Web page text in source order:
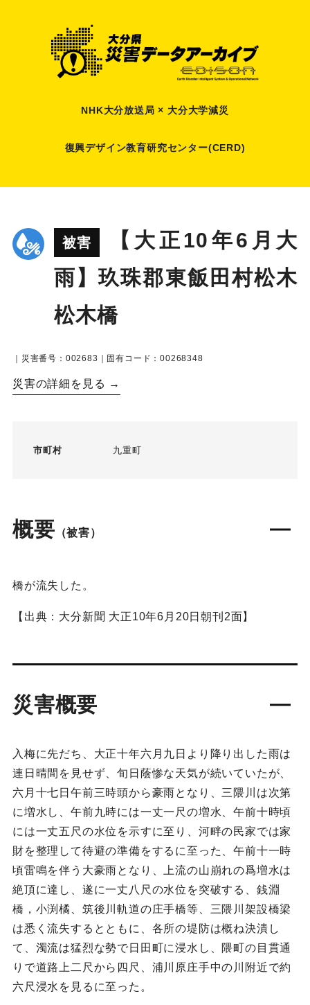
NHK大分放送局 × 大分大学減災
復興デザイン教育研究センター(CERD)
被害
【大正10年6月大
雨】玖珠郡東飯田村松木
松木橋
｜災害番号：002683｜固有コード：00268348
災害の詳細を見る →
市町村 九重町
概要 （被害）
橋が流失した。
【出典：大分新聞 大正10年6月20日朝刊2面】
災害概要
入梅に先だち、大正十年六月九日より降り出した雨は
連日晴間を見せず、旬日蔭惨な天気が続いていたが、
六月十七日午前三時頭から豪雨となり、三隈川は次第
に増水し、午前九時には一丈一尺の増水、午前十時頃
には一丈五尺の水位を示すに至り、河畔の民家では家
財を整理して待避の準備をするに至った、午前十一時
頃雷鳴を伴う大豪雨となり、上流の山崩れの爲増水は
絶頂に達し、遂に一丈八尺の水位を突破する、銭淵
橋，小渕橘、筑後川軌道の庄手橋等、三隈川架設橋梁
は悉く流失するとともに、各所の堤防は概ね決潰し
て、濁流は猛烈な勢で日田町に浸水し、隈町の目貫通
りで道路上二尺から四尺、浦川原庄手中の川附近で約
六尺浸水を見るに至った。